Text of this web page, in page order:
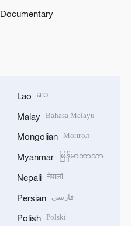
Documentary
Lao ລາວ
Malay Bahasa Melayu
Mongolian Монгол
Myanmar မြန်မာဘာသာ
Nepali नेपाली
Persian فارسی
Polish Polski